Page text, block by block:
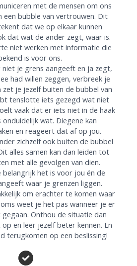
met de mensen om ons
een bubble van vertrouwen. Dit
dat we op elkaar kunnen
dat wat de ander zegt, waar is.
niet werken met informatie die
is voor ons.
niet je grens aangeeft en ja zegt,
had willen zeggen, verbreek je
je jezelf buiten de bubbel van
tenslotte iets gezegd wat niet
vaak dat er iets niet in de haak
wat. Diegene kan
en reageert dat af op jou.
zichzelf ook buiten de bubbel
alles samen kan dan leiden tot
met alle gevolgen van dien.
belangrijk het is voor jou én de
waar je grenzen liggen.
om erachter te komen waar
weet je het pas wanneer je er
Onthou de situatie dan
en leer jezelf beter kennen. En
terugkomen op een beslissing!